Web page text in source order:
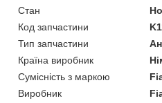
Стан
Код запчастини
Тип запчастини
Країна виробник
Сумісність з маркою
Виробник